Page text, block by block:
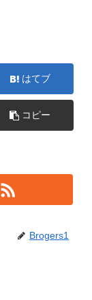
はてブ
コピー
Brogers1